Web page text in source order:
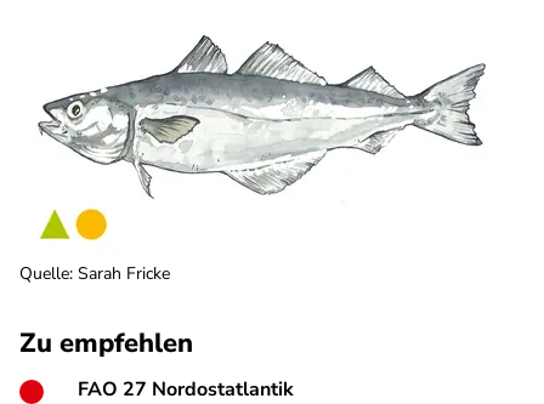
Quelle: Sarah Fricke
Zu empfehlen
FAO 27 Nordostatlantik